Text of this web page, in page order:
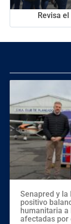
Revisa
Senapred y la
positivo
humanitaria a
afectadas